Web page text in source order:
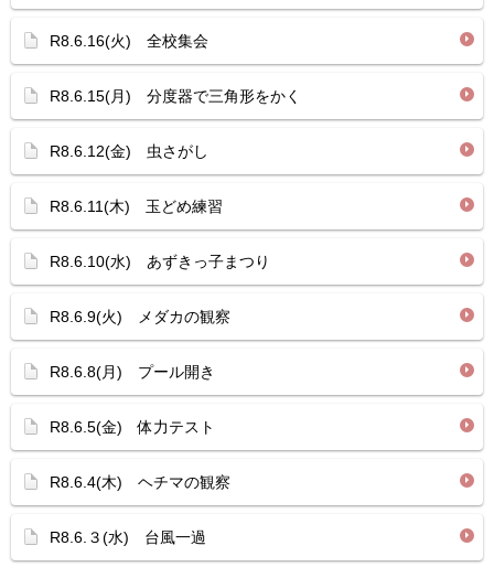
R8.6.16(火) 全校集会
R8.6.15(月) 分度器で三角形をかく
R8.6.12(金) 虫さがし
R8.6.11(木) 玉どめ練習
R8.6.10(水) あずきっ子まつり
R8.6.9(火) メダカの観察
R8.6.8(月) プール開き
R8.6.5(金) 体力テスト
R8.6.4(木) ヘチマの観察
R8.6.３(水) 台風一過